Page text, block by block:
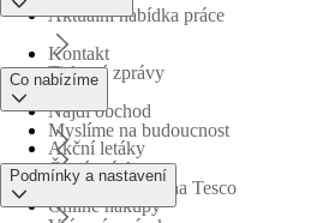
Aktuální nabídka práce
Tiskové zprávy
Myslíme na budoucnost
Obchodní skupina Tesco
Kontakt
Najdi obchod
Časté otázky
Co nabízíme
Akční letáky
Online nákupy
Podmínky a nastavení